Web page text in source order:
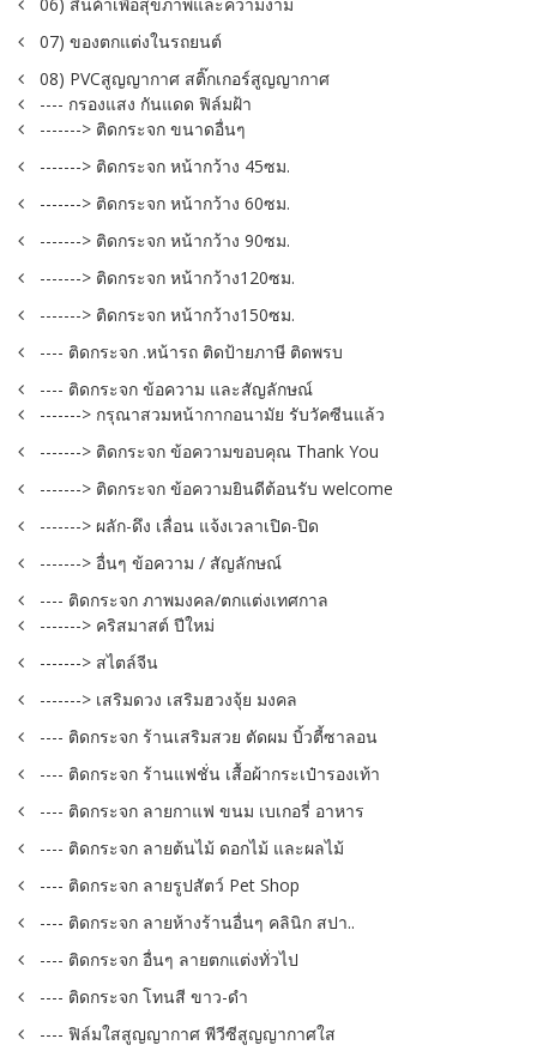
07) ของตกแต่งในรถยนต์
08) PVCสูญญากาศ สติ๊กเกอร์สูญญากาศ
---- กรองแสง กันแดด ฟิล์มฝ้า
-------> ติดกระจก ขนาดอื่นๆ
-------> ติดกระจก หน้ากว้าง 45ซม.
-------> ติดกระจก หน้ากว้าง 60ซม.
-------> ติดกระจก หน้ากว้าง 90ซม.
-------> ติดกระจก หน้ากว้าง120ซม.
-------> ติดกระจก หน้ากว้าง150ซม.
---- ติดกระจก .หน้ารถ ติดป้ายภาษี ติดพรบ
---- ติดกระจก ข้อความ และสัญลักษณ์
-------> กรุณาสวมหน้ากากอนามัย รับวัคซีนแล้ว
-------> ติดกระจก ข้อความขอบคุณ Thank You
-------> ติดกระจก ข้อความยินดีต้อนรับ welcome
-------> ผลัก-ดึง เลื่อน แจ้งเวลาเปิด-ปิด
-------> อื่นๆ ข้อความ / สัญลักษณ์
---- ติดกระจก ภาพมงคล/ตกแต่งเทศกาล
-------> คริสมาสต์ ปีใหม่
-------> สไตล์จีน
-------> เสริมดวง เสริมฮวงจุ้ย มงคล
---- ติดกระจก ร้านเสริมสวย ตัดผม บิ้วตี้ซาลอน
---- ติดกระจก ร้านแฟชั่น เสื้อผ้ากระเป๋ารองเท้า
---- ติดกระจก ลายกาแฟ ขนม เบเกอรี่ อาหาร
---- ติดกระจก ลายต้นไม้ ดอกไม้ และผลไม้
---- ติดกระจก ลายรูปสัตว์ Pet Shop
---- ติดกระจก ลายห้างร้านอื่นๆ คลินิก สปา..
---- ติดกระจก อื่นๆ ลายตกแต่งทั่วไป
---- ติดกระจก โทนสี ขาว-ดำ
---- ฟิล์มใสสูญญากาศ พีวีซีสูญญากาศใส